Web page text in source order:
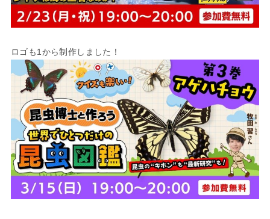
ロゴも1から制作しました！